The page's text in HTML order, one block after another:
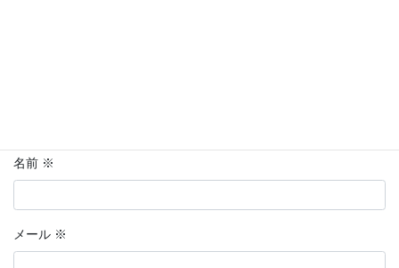
名前 ※
メール ※